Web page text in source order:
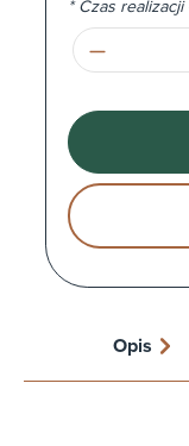
* Czas
Ilość
Opis